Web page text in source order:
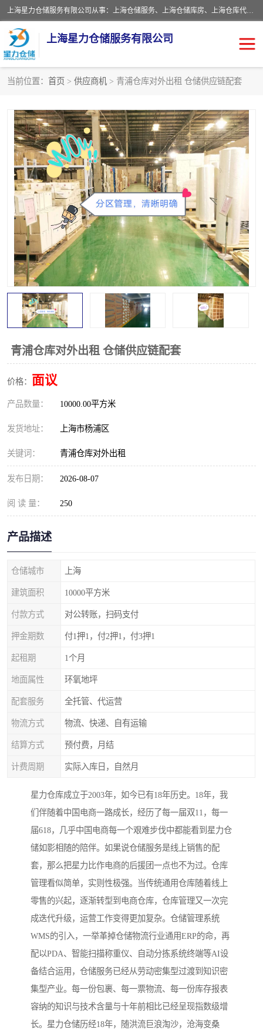
上海星力仓储服务有限公司从事：上海仓储服务、上海仓储库房、上海仓库代运营、上海仓库对外出租、上海仓库外包、上海三方仓储、上海电商仓储代发、上海电商代发货仓库、上海托管仓库、上海仓储配送。上海星力仓储服务有限公司现在拥有100个分仓、10万余平方的标准库房，精炼员工几百名，与几千家客户合作，公司已跻身上海仓储行业前列。欢迎来电咨询！
上海星力仓储服务有限公司
当前位置： 首页 > 供应商机 > 青浦仓库对外出租 仓储供应链配套
青浦仓库对外出租 仓储供应链配套
价格： 面议
产品数量： 10000.00平方米
发货地址： 上海市杨浦区
关键词： 青浦仓库对外出租
发布日期： 2026-08-07
阅 读 量： 250
产品描述
仓储城市 上海
建筑面积 10000平方米
付款方式 对公转账，扫码支付
押金期数 付1押1，付2押1，付3押1
起租期 1个月
地面属性 环氧地坪
配套服务 全托管、代运营
物流方式 物流、快递、自有运输
结算方式 预付费，月结
计费周期 实际入库日，自然月
星力仓库成立于2003年，如今已有18年历史。18年，我
们伴随着中国电商一路成长，经历了每一届双11，每一
届618，几乎中国电商每一个艰难步伐中都能看到星力仓
储如影相随的陪伴。如果说仓储服务是线上销售的配
套，那么把星力比作电商的后援团一点也不为过。仓库
管理看似简单，实则性极强。当传统通用仓库随着线上
零售的兴起，逐渐转型到电商仓库，仓库管理又一次完
成迭代升级，运营工作变得更加复杂。仓储管理系统
WMS的引入，一举革掉仓储物流行业通用ERP的命，再
配以PDA、智能扫描称重仪、自动分拣系统终端等AI设
备结合运用，仓储服务已经从劳动密集型过渡到知识密
集型产业。每一份包裹、每一票物流、每一份库存报表
容纳的知识与技术含量与十年前相比已经呈现指数级增
长。星力仓储历经18年，随洪流巨浪淘沙，沧海变桑
上海仓储配送 上海仓库外包
上海仓库代运营 上海托管仓库
上海第三方仓储 上海仓储服务
仓储 上海电商代发货仓库
上海托管仓库